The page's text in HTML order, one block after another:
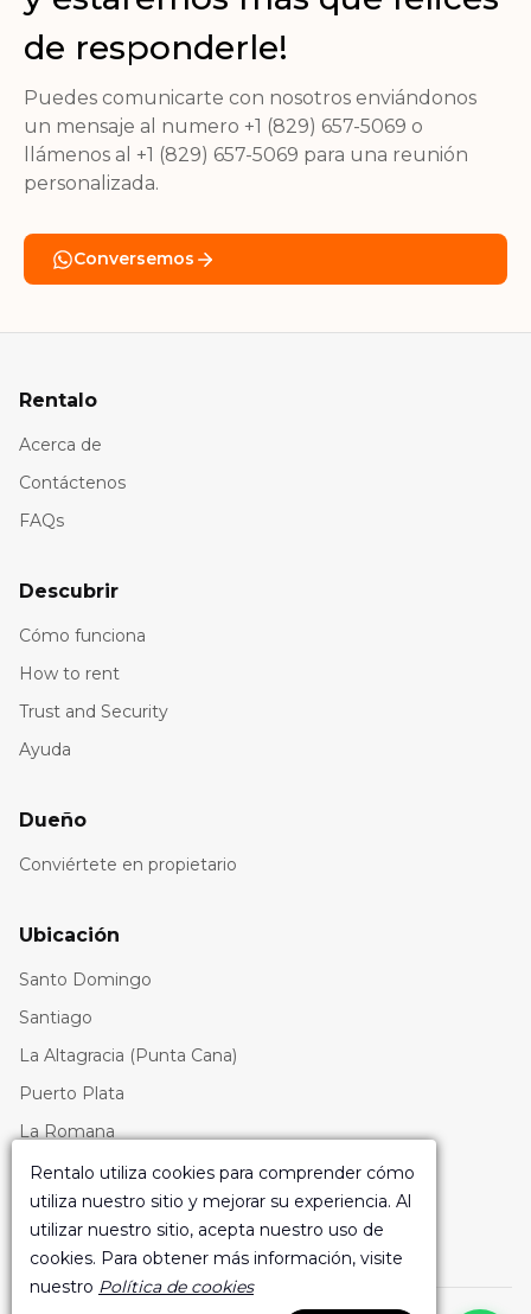
de responderle!
Puedes comunicarte con nosotros enviándonos
un mensaje al numero +1 (829) 657-5069 o
llámenos al +1 (829) 657-5069 para una reunión
personalizada.
Conversemos
Rentalo
Acerca de
Contáctenos
FAQs
Descubrir
Cómo funciona
How to rent
Trust and Security
Ayuda
Dueño
Conviértete en propietario
Ubicación
Santo Domingo
Santiago
La Altagracia (Punta Cana)
Puerto Plata
La Romana
Aeropuertos
Rentalo utiliza cookies para comprender cómo
utiliza nuestro sitio y mejorar su experiencia. Al
utilizar nuestro sitio, acepta nuestro uso de
cookies. Para obtener más información, visite
nuestro Política de cookies